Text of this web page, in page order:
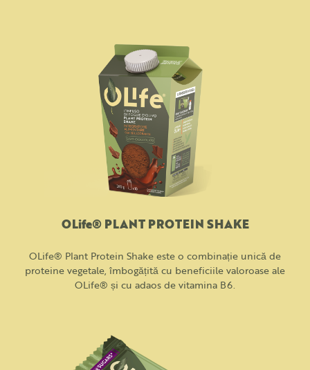
OLife® PLANT PROTEIN SHAKE
OLife® Plant Protein Shake este o combinație unică de
proteine vegetale, îmbogățită cu beneficiile valoroase ale
OLife® și cu adaos de vitamina B6.